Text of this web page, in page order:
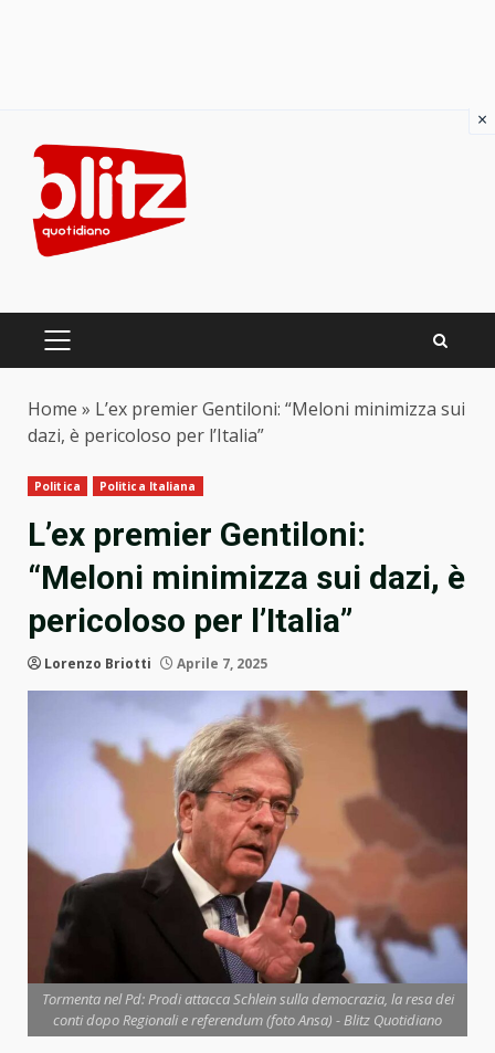
content
PRIMARY
Home » L’ex premier Gentiloni: “Meloni minimizza sui
dazi, è pericoloso per l’Italia”
Politica Politica Italiana
L’ex premier Gentiloni:
“Meloni minimizza sui dazi, è
pericoloso per l’Italia”
Lorenzo Briotti Aprile 7, 2025
Tormenta nel Pd: Prodi attacca Schlein sulla democrazia, la resa dei
conti dopo Regionali e referendum (foto Ansa) - Blitz Quotidiano
×